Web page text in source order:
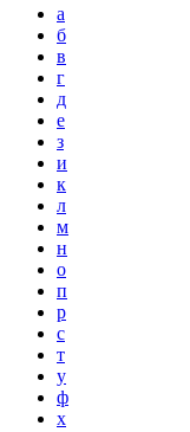
а
б
в
г
д
е
з
и
к
л
м
н
о
п
р
с
т
у
ф
х